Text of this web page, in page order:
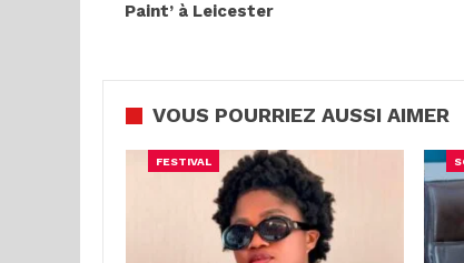
Paint’ à Leicester
VOUS POURRIEZ AUSSI AIMER
FESTIVAL